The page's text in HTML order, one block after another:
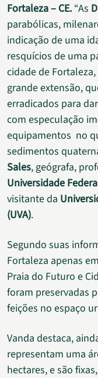
Fortaleza – CE. “As
parabólicas,
indicação de uma
resquícios de uma
cidade de
grande extensão,
erradicados para
com especulação
equipamentos no
sedimentos
Sales, geógrafa,
Universidade
visitante da
(UVA).
Segundo suas
Fortaleza apenas
Praia do Futuro e
foram preservadas
feições no espaço
Vanda destaca,
representam uma
hectares, e são